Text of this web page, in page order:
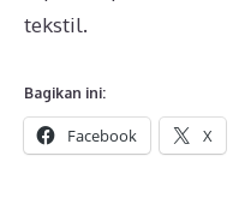
tekstil.
Bagikan ini:
Facebook X